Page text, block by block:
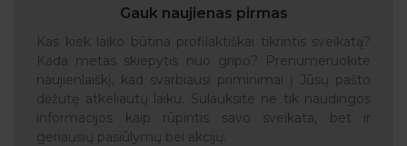
Gauk naujienas pirmas
Kas kiek laiko būtina profilaktiškai tikrintis sveikatą?
Kada metas skiepytis nuo gripo? Prenumeruokite
naujienlaiškį, kad svarbiausi priminimai į Jūsų pašto
dėžutę atkeliautų laiku. Sulauksite ne tik naudingos
informacijos kaip rūpintis savo sveikata, bet ir
geriausių pasiūlymų bei akcijų.